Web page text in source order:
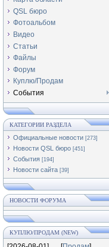
QSL бюро
Фотоальбом
Видео
Статьи
Файлы
Форум
Куплю/Продам
События
КАТЕГОРИИ РАЗДЕЛА
Официальные новости [273]
Новости QSL бюро [451]
События [194]
Новости сайта [39]
НОВОСТИ ФОРУМА
КУПЛЮ/ПРОДАМ (NEW)